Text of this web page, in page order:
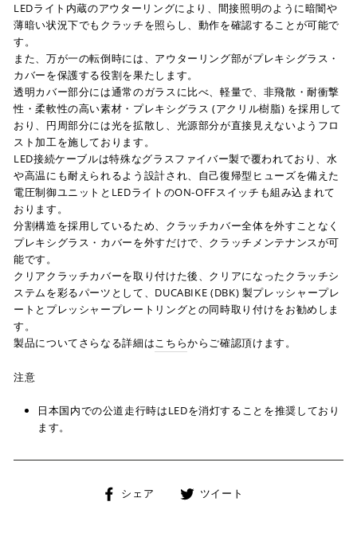
LEDライト内蔵のアウターリングにより、間接照明のように暗闇や
薄暗い状況下でもクラッチを照らし、動作を確認することが可能で
す。
また、万が一の転倒時には、アウターリング部がプレキシグラス・
カバーを保護する役割を果たします。
透明カバー部分には通常のガラスに比べ、軽量で、非飛散・耐衝撃
性・柔軟性の高い素材・プレキシグラス (アクリル樹脂) を採用して
おり、円周部分には光を拡散し、光源部分が直接見えないようフロ
スト加工を施しております。
LED接続ケーブルは特殊なグラスファイバー製で覆われており、水
や高温にも耐えられるよう設計され、自己復帰型ヒューズを備えた
電圧制御ユニットとLEDライトのON-OFFスイッチも組み込まれて
おります。
分割構造を採用しているため、クラッチカバー全体を外すことなく
プレキシグラス・カバーを外すだけで、クラッチメンテナンスが可
能です。
クリアクラッチカバーを取り付けた後、クリアになったクラッチシ
ステムを彩るパーツとして、DUCABIKE (DBK) 製プレッシャープレ
ートとプレッシャープレートリングとの同時取り付けをお勧めしま
す。
製品についてさらなる詳細はこちらからご確認頂けます。
注意
日本国内での公道走行時はLEDを消灯することを推奨しており
ます。
シェア
Facebookツイート